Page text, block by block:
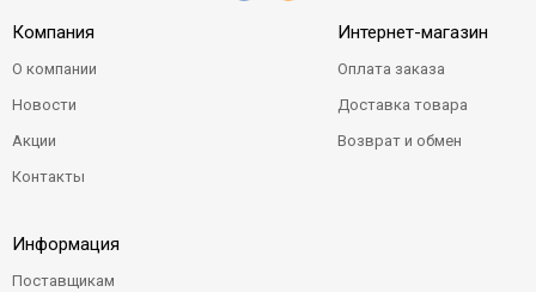
Компания
О компании
Новости
Акции
Контакты
Интернет-магазин
Оплата заказа
Доставка товара
Возврат и обмен
Информация
Поставщикам